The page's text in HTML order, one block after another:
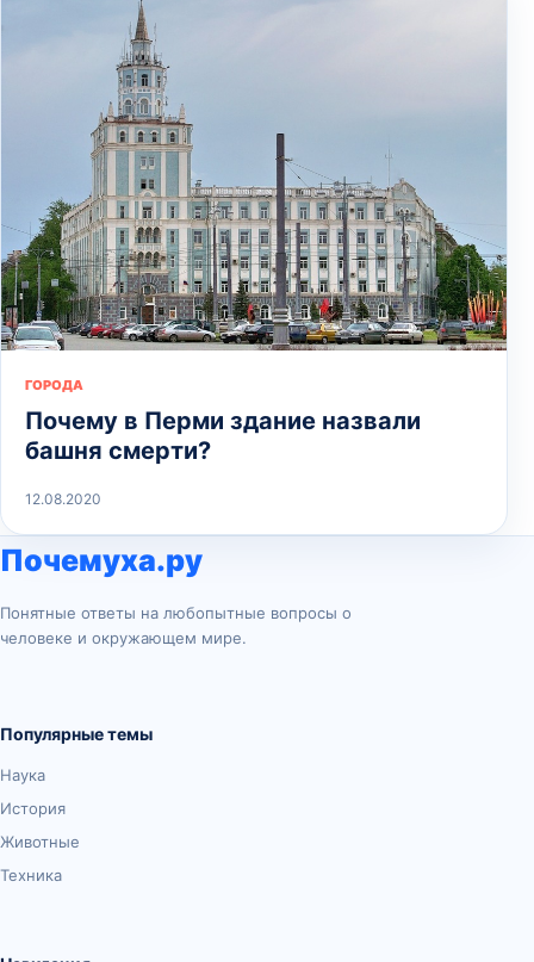
ГОРОДА
Почему в Перми здание назвали
башня смерти?
12.08.2020
Почемуха.ру
Понятные ответы на любопытные вопросы о
человеке и окружающем мире.
Популярные темы
Наука
История
Животные
Техника